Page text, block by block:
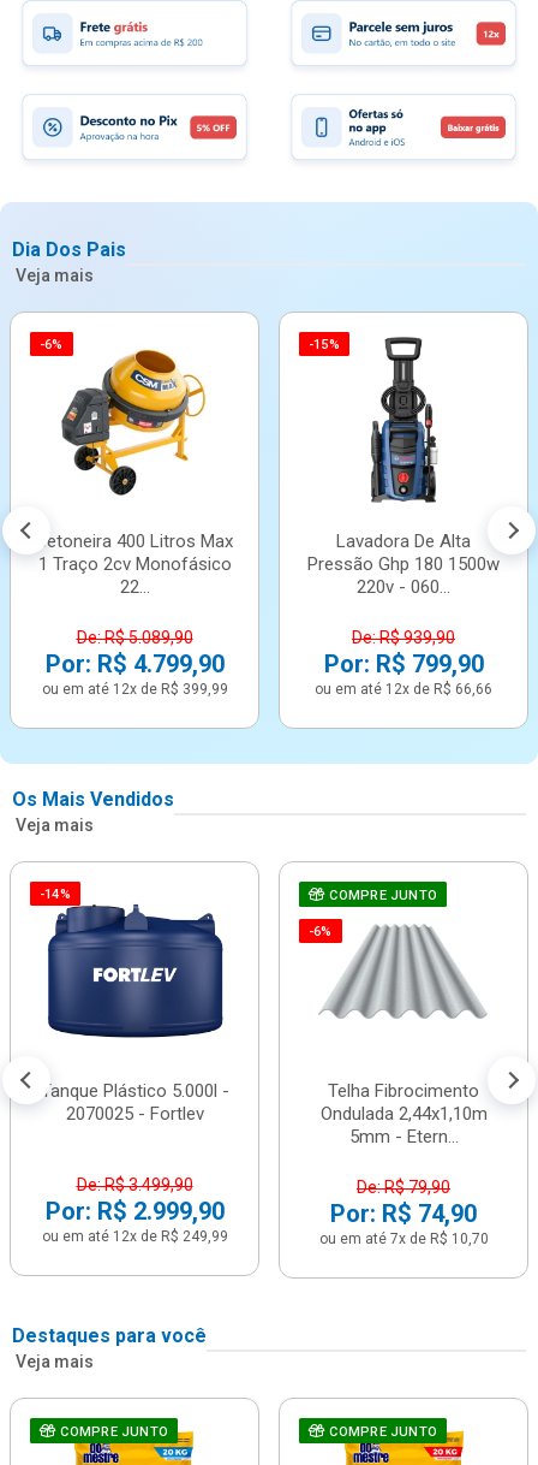
Dia Dos Pais
Veja mais
-6%
Betoneira 400 Litros Max
1 Traço 2cv Monofásico
22...
De: R$ 5.089,90
Por: R$ 4.799,90
ou em até 12x de R$ 399,99
-15%
Lavadora De Alta
Pressão Ghp 180 1500w
220v - 060...
De: R$ 939,90
Por: R$ 799,90
ou em até 12x de R$ 66,66
Os Mais Vendidos
Veja mais
-14%
Tanque Plástico 5.000l -
2070025 - Fortlev
De: R$ 3.499,90
Por: R$ 2.999,90
ou em até 12x de R$ 249,99
COMPRE JUNTO
-6%
Telha Fibrocimento
Ondulada 2,44x1,10m
5mm - Etern...
De: R$ 79,90
Por: R$ 74,90
ou em até 7x de R$ 10,70
Destaques para você
Veja mais
COMPRE JUNTO COMPRE JUNTO